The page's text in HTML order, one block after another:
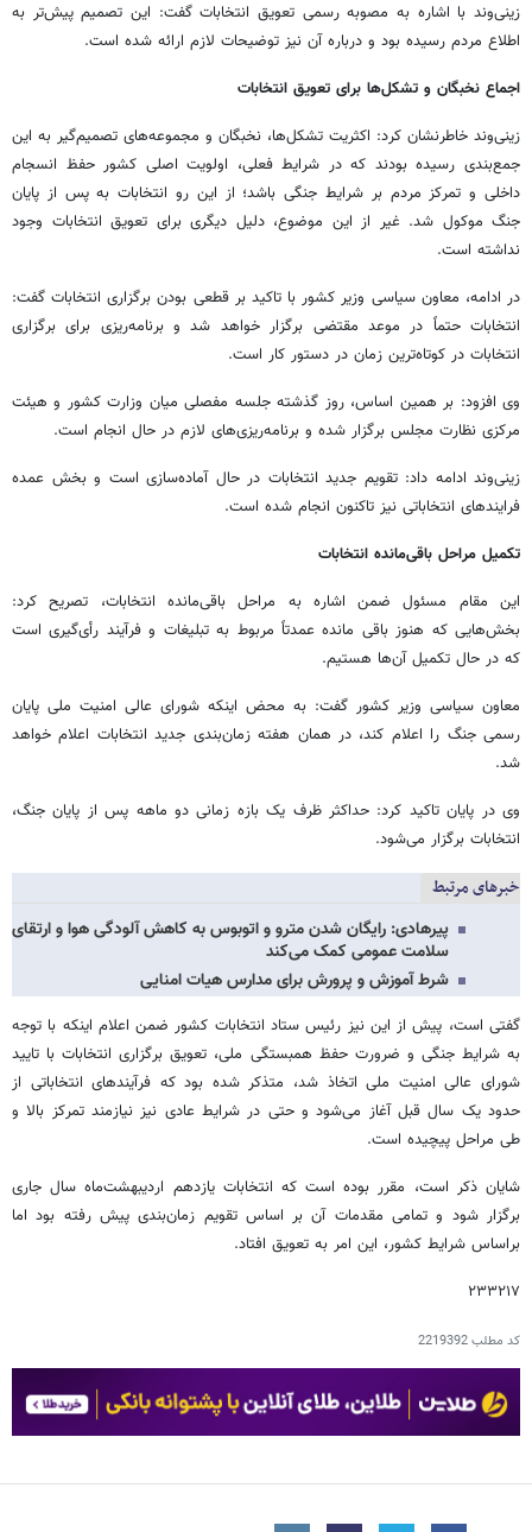
زینی‌وند با اشاره به مصوبه رسمی تعویق انتخابات گفت: این تصمیم پیش‌تر به
اطلاع مردم رسیده بود و درباره آن نیز توضیحات لازم ارائه شده است.
اجماع نخبگان و تشکل‌ها برای تعویق انتخابات
زینی‌وند خاطرنشان کرد: اکثریت تشکل‌ها، نخبگان و مجموعه‌های تصمیم‌گیر به این
جمع‌بندی رسیده بودند که در شرایط فعلی، اولویت اصلی کشور حفظ انسجام
داخلی و تمرکز مردم بر شرایط جنگی باشد؛ از این رو انتخابات به پس از پایان
جنگ موکول شد. غیر از این موضوع، دلیل دیگری برای تعویق انتخابات وجود
نداشته است.
در ادامه، معاون سیاسی وزیر کشور با تاکید بر قطعی بودن برگزاری انتخابات گفت:
انتخابات حتماً در موعد مقتضی برگزار خواهد شد و برنامه‌ریزی برای برگزاری
انتخابات در کوتاه‌ترین زمان در دستور کار است.
وی افزود: بر همین اساس، روز گذشته جلسه مفصلی میان وزارت کشور و هیئت
مرکزی نظارت مجلس برگزار شده و برنامه‌ریزی‌های لازم در حال انجام است.
زینی‌وند ادامه داد: تقویم جدید انتخابات در حال آماده‌سازی است و بخش عمده
فرایندهای انتخاباتی نیز تاکنون انجام شده است.
تکمیل مراحل باقی‌مانده انتخابات
این مقام مسئول ضمن اشاره به مراحل باقی‌مانده انتخابات، تصریح کرد:
بخش‌هایی که هنوز باقی مانده عمدتاً مربوط به تبلیغات و فرآیند رأی‌گیری است
که در حال تکمیل آن‌ها هستیم.
معاون سیاسی وزیر کشور گفت: به محض اینکه شورای عالی امنیت ملی پایان
رسمی جنگ را اعلام کند، در همان هفته زمان‌بندی جدید انتخابات اعلام خواهد
شد.
وی در پایان تاکید کرد: حداکثر ظرف یک بازه زمانی دو ماهه پس از پایان جنگ،
انتخابات برگزار می‌شود.
خبرهای مرتبط
پیرهادی: رایگان شدن مترو و اتوبوس به کاهش آلودگی هوا و ارتقای
سلامت عمومی کمک می‌کند
شرط آموزش و پرورش برای مدارس هیات امنایی
گفتی است، پیش از این نیز رئیس ستاد انتخابات کشور ضمن اعلام اینکه با توجه
به شرایط جنگی و ضرورت حفظ همبستگی ملی، تعویق برگزاری انتخابات با تایید
شورای عالی امنیت ملی اتخاذ شد، متذکر شده بود که فرآیندهای انتخاباتی از
حدود یک سال قبل آغاز می‌شود و حتی در شرایط عادی نیز نیازمند تمرکز بالا و
طی مراحل پیچیده است.
شایان ذکر است، مقرر بوده است که انتخابات یازدهم اردیبهشت‌ماه سال جاری
برگزار شود و تمامی مقدمات آن بر اساس تقویم زمان‌بندی پیش رفته بود اما
براساس شرایط کشور، این امر به تعویق افتاد.
۲۳۳۲۱۷
کد مطلب2219392